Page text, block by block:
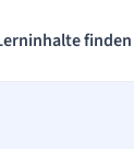
finden